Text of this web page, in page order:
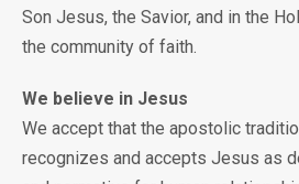
Son Jesus, the Savior, and in the
the community of faith.
We believe in Jesus
We accept that the apostolic
recognizes and accepts Jesus as